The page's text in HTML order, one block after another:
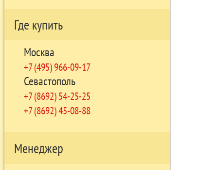
Где купить
Москва
+7 (495) 966-09-17
Севастополь
+7 (8692) 54-25-25
+7 (8692) 45-08-88
Менеджер